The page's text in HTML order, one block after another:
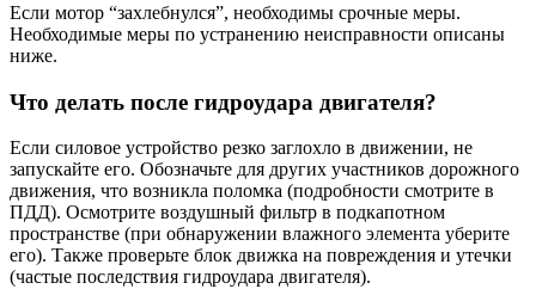
Если мотор “захлебнулся”, необходимы срочные меры.
Необходимые меры по устранению неисправности описаны
ниже.
Что делать после гидроудара двигателя?
Если силовое устройство резко заглохло в движении, не
запускайте его. Обозначьте для других участников дорожного
движения, что возникла поломка (подробности смотрите в
ПДД). Осмотрите воздушный фильтр в подкапотном
пространстве (при обнаружении влажного элемента уберите
его). Также проверьте блок движка на повреждения и утечки
(частые последствия гидроудара двигателя).